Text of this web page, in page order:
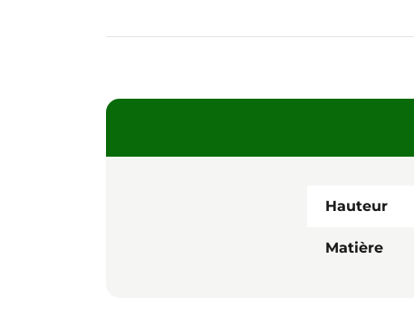
Hauteur
Matière